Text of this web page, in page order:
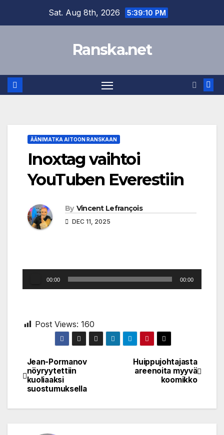
Sat. Aug 8th, 2026 5:39:10 PM
Ranska.net
ÄÄNIMATKA AITOON RANSKAAN
Inoxtag vaihtoi
YouTuben Everestiin
By Vincent Lefrançois
DEC 11, 2025
Player
00:00 00:00
Post Views: 160
Post
navigation
Huippujohtajasta
areenoita myyvä
koomikko
Jean-Pormanov
nöyryytettiin
kuoliaaksi
suostumuksella